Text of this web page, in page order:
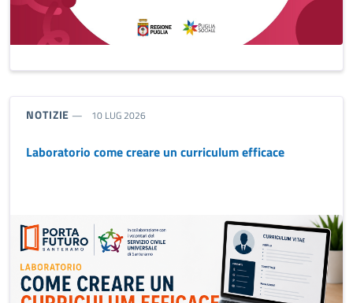
TIPO NOTIZIA:
NOTIZIE 10 LUG 2026
Laboratorio come creare un curriculum efficace